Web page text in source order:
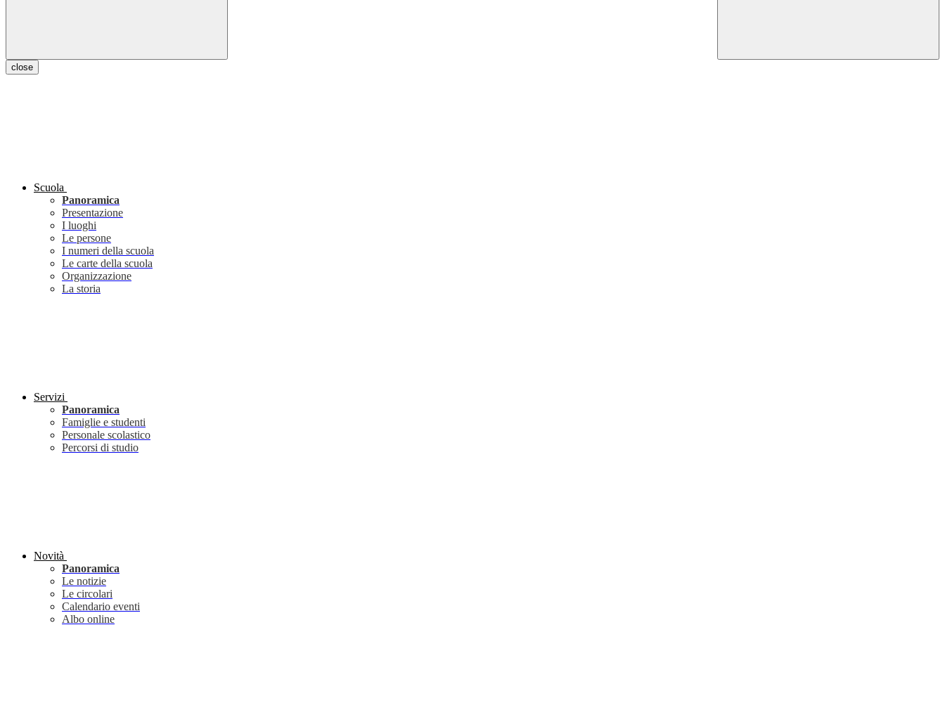
close
Scuola
Panoramica
Presentazione
I luoghi
Le persone
I numeri della scuola
Le carte della scuola
Organizzazione
La storia
Servizi
Panoramica
Famiglie e studenti
Personale scolastico
Percorsi di studio
Novità
Panoramica
Le notizie
Le circolari
Calendario eventi
Albo online